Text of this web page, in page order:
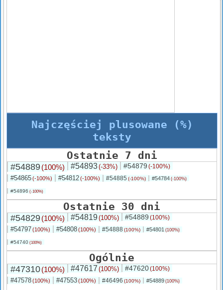
Najczęściej plusowane (%)
teksty
Ostatnie 7 dni
#54889(100%) #54893(-33%) #54879 (-100%)
#54865(-100%) #54812(-100%) #54885 (-100%) #54784 (-100%)
#54896 (-100%)
Ostatnie 30 dni
#54829(100%) #54819(100%) #54889 (100%)
#54797(100%) #54808(100%) #54888 (100%) #54801 (100%)
#54740 (100%)
Ogólnie
#47310(100%) #47617 (100%) #47620(100%)
#47578(100%) #47553(100%) #46496 (100%) #54889 (100%)